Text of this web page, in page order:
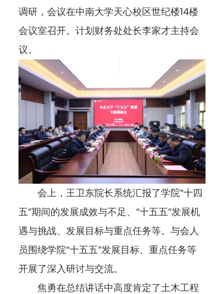
调研，会议在中南大学天心校区世纪楼14楼
会议室召开。计划财务处处长李家才主持会
议。
会上，王卫东院长系统汇报了学院“十四
五”期间的发展成效与不足、“十五五”发展机
遇与挑战、发展目标与重点任务等。与会人
员围绕学院“十五五”发展目标、重点任务等
开展了深入研讨与交流。
焦勇在总结讲话中高度肯定了土木工程